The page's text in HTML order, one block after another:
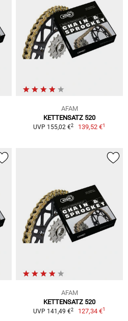
AFAM
KETTENSATZ 520
UVP 155,02 €2 139,52 €1
AFAM
KETTENSATZ 520
UVP 141,49 €2 127,34 €1